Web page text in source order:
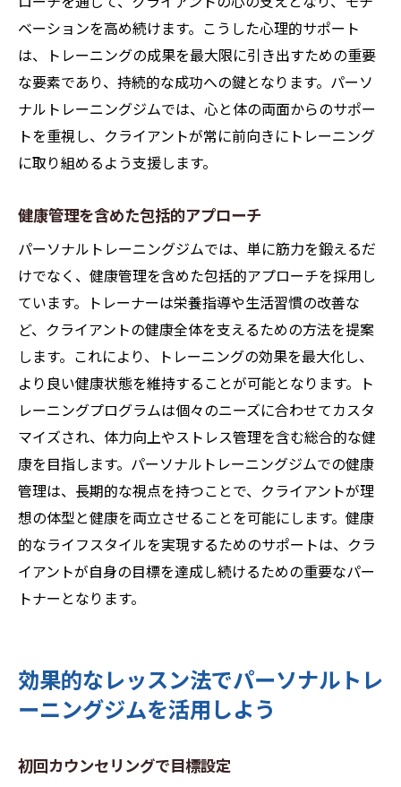
ベーションを高め続けます。こうした心理的サポート
は、トレーニングの成果を最大限に引き出すための重要
な要素であり、持続的な成功への鍵となります。パーソ
ナルトレーニングジムでは、心と体の両面からのサポー
トを重視し、クライアントが常に前向きにトレーニング
に取り組めるよう支援します。
健康管理を含めた包括的アプローチ
パーソナルトレーニングジムでは、単に筋力を鍛えるだ
けでなく、健康管理を含めた包括的アプローチを採用し
ています。トレーナーは栄養指導や生活習慣の改善な
ど、クライアントの健康全体を支えるための方法を提案
します。これにより、トレーニングの効果を最大化し、
より良い健康状態を維持することが可能となります。ト
レーニングプログラムは個々のニーズに合わせてカスタ
マイズされ、体力向上やストレス管理を含む総合的な健
康を目指します。パーソナルトレーニングジムでの健康
管理は、長期的な視点を持つことで、クライアントが理
想の体型と健康を両立させることを可能にします。健康
的なライフスタイルを実現するためのサポートは、クラ
イアントが自身の目標を達成し続けるための重要なパー
トナーとなります。
効果的なレッスン法でパーソナルトレ
ーニングジムを活用しよう
初回カウンセリングで目標設定